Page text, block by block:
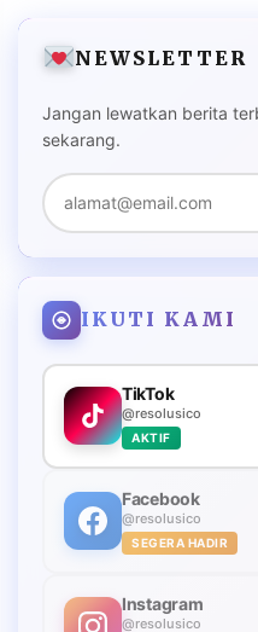
NEWSLETTER
Jangan lewatkan berita
sekarang.
IKUTI KAMI
TikTok
@resolusico
AKTIF
Facebook
@resolusico
SEGERA HADIR
Instagram
@resolusico